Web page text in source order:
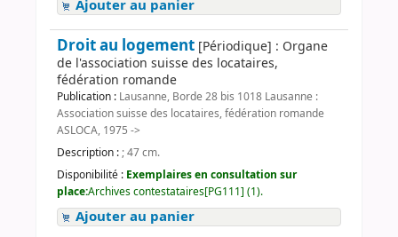
Ajouter au panier
Droit au logement [Périodique] : Organe
de l'association suisse des locataires,
fédération romande
Publication : Lausanne, Borde 28 bis 1018 Lausanne :
Association suisse des locataires, fédération romande
ASLOCA, 1975 ->
Description :; 47 cm.
Disponibilité : Exemplaires en consultation sur
place:Archives contestataires[PG111] (1).
Ajouter au panier